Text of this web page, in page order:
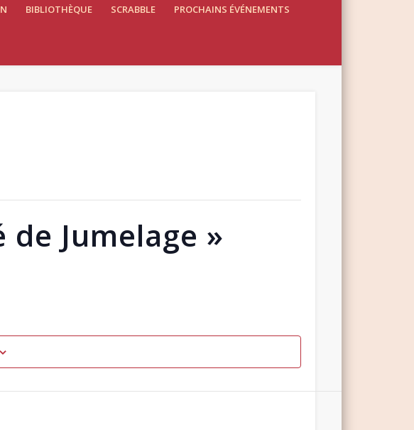
BIBLIOTHÈQUE SCRABBLE PROCHAINS ÉVÉNEMENTS
de Jumelage »